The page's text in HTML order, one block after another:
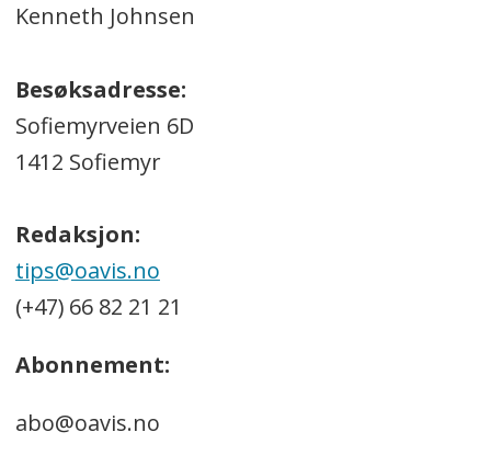
Kenneth Johnsen
Besøksadresse:
Sofiemyrveien 6D
1412 Sofiemyr
Redaksjon:
tips@oavis.no
(+47) 66 82 21 21
Abonnement:
abo@oavis.no